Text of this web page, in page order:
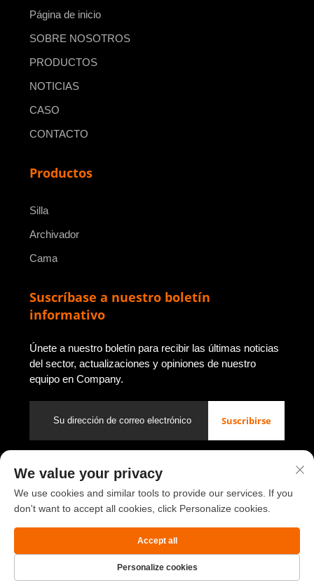
Página de inicio
SOBRE NOSOTROS
PRODUCTOS
NOTICIAS
CASO
CONTACTO
Productos
Silla
Archivador
Cama
Suscríbase a nuestro boletín
informativo
Únete a nuestro boletín para recibir las últimas noticias
del sector, actualizaciones y opiniones de nuestro
equipo en Company.
Suscribirse
Derechos de autor © 2026 de Luoyang Youbao Office Furniture
Co., Ltd.
Política de privacidad
We value your privacy
We use cookies and similar tools to provide our services. If you
don't want to accept all cookies, click Personalize cookies.
Personalize cookies
Accept all